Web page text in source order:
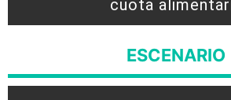
cuota
ESCENARIO